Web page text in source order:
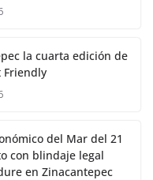
la cuarta edición de
Friendly
del Mar del 21
con blindaje legal
en Zinacantepec